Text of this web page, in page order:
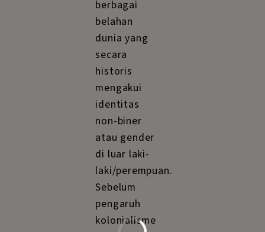
berbagai
belahan
dunia yang
secara
historis
mengakui
identitas
non-biner
atau gender
di luar laki-
laki/perempuan.
Sebelum
pengaruh
kolonialisme